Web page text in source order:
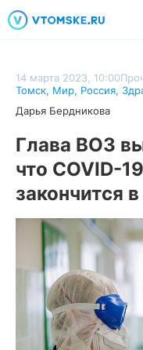
14 марта 2023, 10:00
Томск, Мир, Россия,
Дарья Бердникова
Глава ВОЗ
что COVID-
закончится